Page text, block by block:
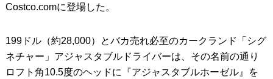
Costco.comに登場した。
199ドル（約28,000）とバカ売れ必至のカークランド「シグ
ネチャー」アジャスタブルドライバーは、その名前の通り
ロフト角10.5度のヘッドに『アジャスタブルホーゼル』を
PUTTERS パター
OTHER その他
Editor’s Picks 編集部のおすすめ